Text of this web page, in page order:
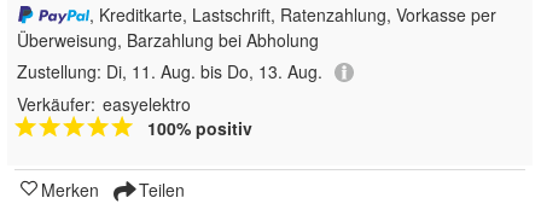
, Kreditkarte, Lastschrift, Ratenzahlung, Vorkasse per
Überweisung, Barzahlung bei Abholung
Zustellung: Di, 11. Aug. bis Do, 13. Aug.
Verkäufer: easyelektro
100% positiv
Merken Teilen